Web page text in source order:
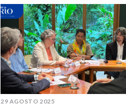
29 AGOSTO 2025